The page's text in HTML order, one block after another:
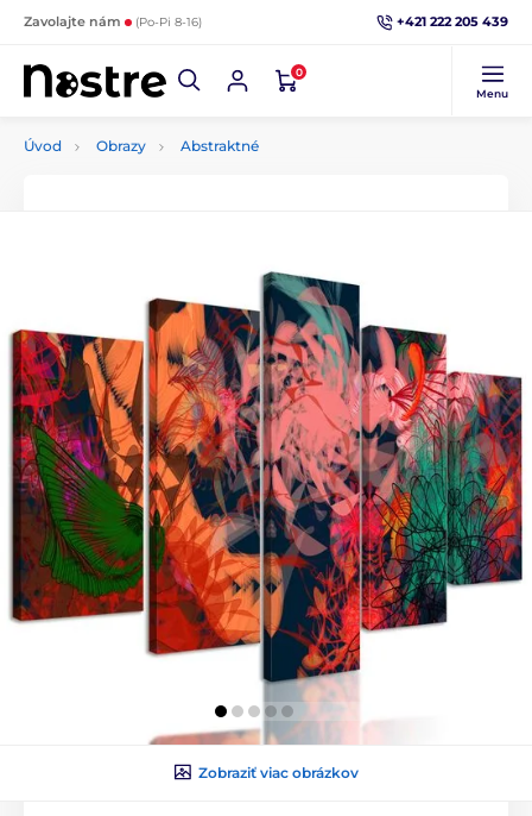
Zavolajte nám (Po-Pi 8-16) +421 222 205 439
0
Menu
Úvod Obrazy Abstraktné
Zobraziť viac obrázkov